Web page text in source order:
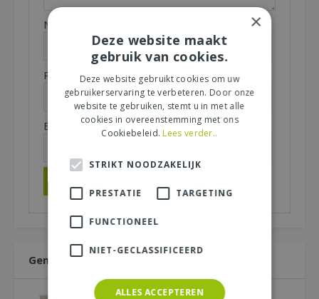
Naam (zichtbaar op website):
Plaats (zichtbaar op website):*
E-mailadres (niet zichtbaar):*
Gemakkelijk samen bestellen
×
Deze website maakt
gebruik van cookies.
Deze website gebruikt cookies om uw
gebruikerservaring te verbeteren. Door onze
website te gebruiken, stemt u in met alle
cookies in overeenstemming met ons
Cookiebeleid. Lees verder..
STRIKT NOODZAKELIJK
PRESTATIE TARGETING
FUNCTIONEEL
NIET-GECLASSIFICEERD
ALLES ACCEPTEREN